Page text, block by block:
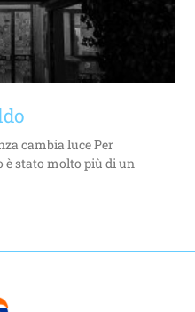
cambia luce Per
è stato molto più di un